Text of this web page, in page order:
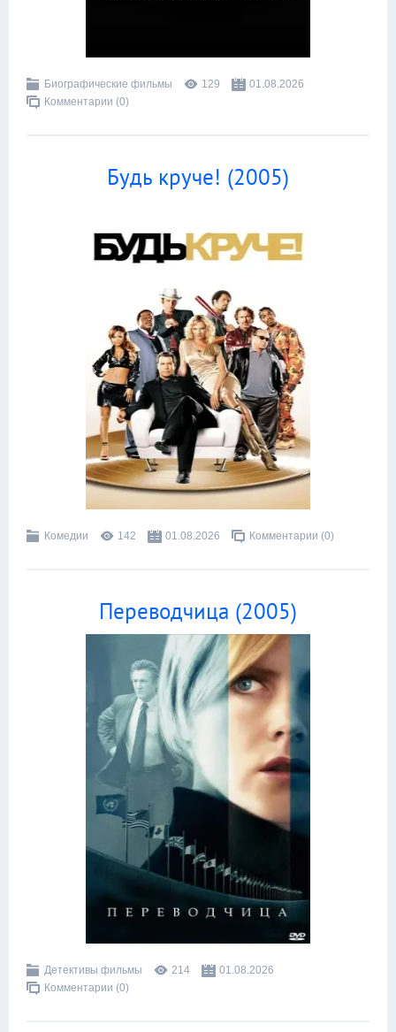
Биографические фильмы 129
01.08.2026
Комментарии (0)
Будь круче! (2005)
Комедии 142 01.08.2026 Комментарии (0)
Переводчица (2005)
Детективы фильмы 214
01.08.2026
Комментарии (0)